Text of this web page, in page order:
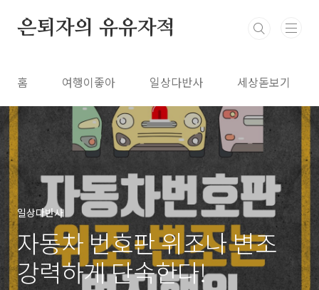
은퇴자의 유유자적
홈 여행이좋아 일상다반사 세상돋보기
일상다반사
자동차 번호판 위조나 변조
강력하게 단속한다!